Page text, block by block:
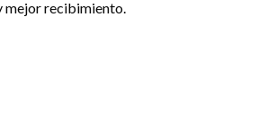
mejor recibimiento.